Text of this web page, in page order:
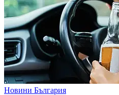
Новини България